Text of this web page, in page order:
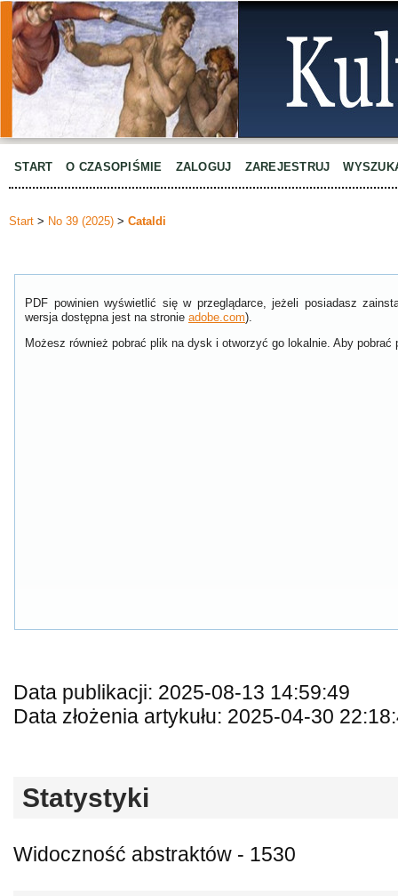
START O CZASOPIŚMIE ZALOGUJ ZAREJESTRUJ
Start > No 39 (2025) > Cataldi
PDF powinien wyświetlić się w przeglądarce, jeżeli posiadasz
wersja dostępna jest na stronie adobe.com).
Możesz również pobrać plik na dysk i otworzyć go lokalnie. Aby
Data publikacji: 2025-08-13 14:59:49
Data złożenia artykułu: 2025-04-30
Statystyki
Widoczność abstraktów - 1530